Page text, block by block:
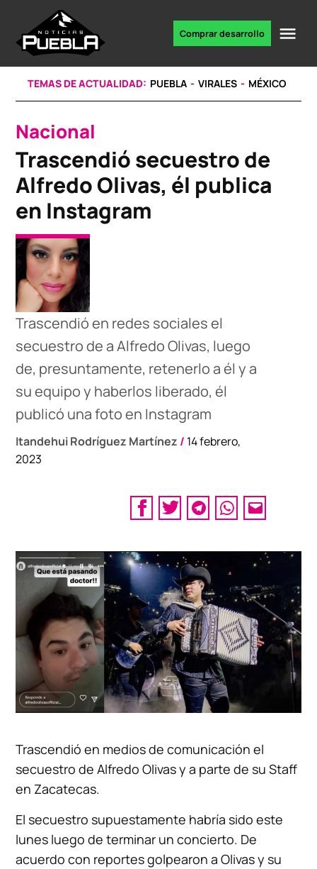
content
noticias
Comprar desarrollo
TEMAS DE ACTUALIDAD: PUEBLA VIRALES MÉXICO
POSTED
IN
Nacional
Trascendió secuestro de
Alfredo Olivas, él publica
en Instagram
Trascendió en redes sociales el
secuestro de a Alfredo Olivas, luego
de, presuntamente, retenerlo a él y a
su equipo y haberlos liberado, él
publicó una foto en Instagram
Itandehui Rodríguez Martínez / 14 febrero,
2023
Trascendió en medios de comunicación el
secuestro de Alfredo Olivas y a parte de su Staff
en Zacatecas.
El secuestro supuestamente habría sido este
lunes luego de terminar un concierto. De
acuerdo con reportes golpearon a Olivas y su